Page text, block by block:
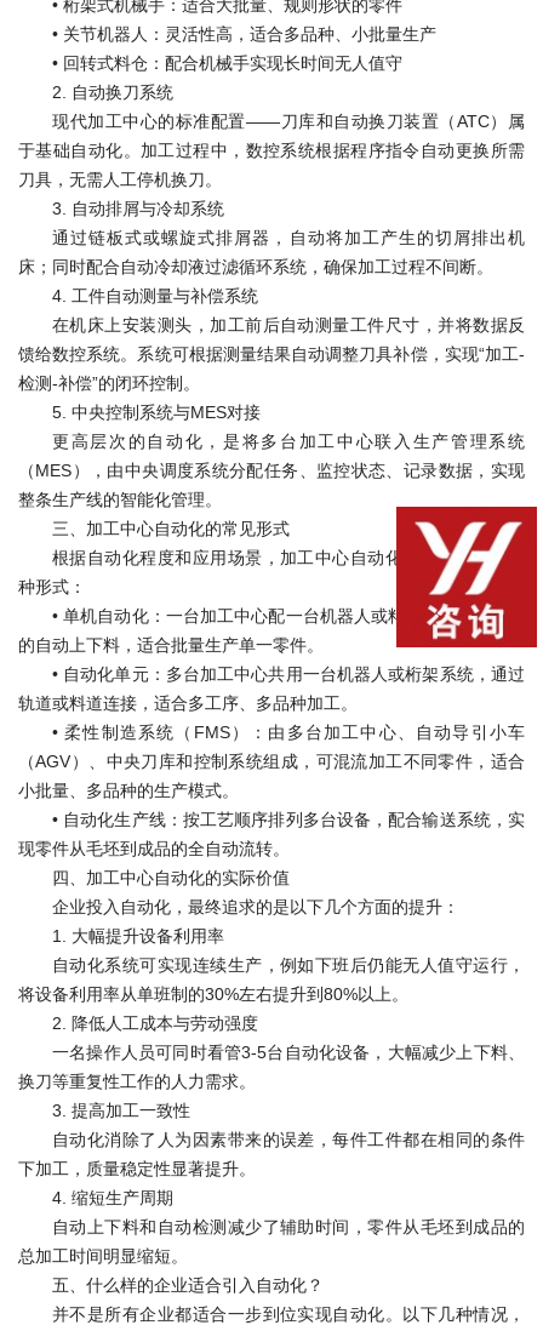
• 桁架式机械手：适合大批量、规则形状的零件
• 关节机器人：灵活性高，适合多品种、小批量生产
• 回转式料仓：配合机械手实现长时间无人值守
2. 自动换刀系统
现代加工中心的标准配置——刀库和自动换刀装置（ATC）属
于基础自动化。加工过程中，数控系统根据程序指令自动更换所需
刀具，无需人工停机换刀。
3. 自动排屑与冷却系统
通过链板式或螺旋式排屑器，自动将加工产生的切屑排出机
床；同时配合自动冷却液过滤循环系统，确保加工过程不间断。
4. 工件自动测量与补偿系统
在机床上安装测头，加工前后自动测量工件尺寸，并将数据反
馈给数控系统。系统可根据测量结果自动调整刀具补偿，实现“加工-
检测-补偿”的闭环控制。
5. 中央控制系统与MES对接
更高层次的自动化，是将多台加工中心联入生产管理系统
（MES），由中央调度系统分配任务、监控状态、记录数据，实现
整条生产线的智能化管理。
三、加工中心自动化的常见形式
根据自动化程度和应用场景，加工中心自动化主要分为以下几
种形式：
•单机自动化：一台加工中心配一台机器人或料仓，实现该设备
的自动上下料，适合批量生产单一零件。
• 自动化单元：多台加工中心共用一台机器人或桁架系统，通过
轨道或料道连接，适合多工序、多品种加工。
•柔性制造系统（FMS）：由多台加工中心、自动导引小车
（AGV）、中央刀库和控制系统组成，可混流加工不同零件，适合
小批量、多品种的生产模式。
• 自动化生产线：按工艺顺序排列多台设备，配合输送系统，实
现零件从毛坯到成品的全自动流转。
四、加工中心自动化的实际价值
企业投入自动化，最终追求的是以下几个方面的提升：
1. 大幅提升设备利用率
自动化系统可实现连续生产，例如下班后仍能无人值守运行，
将设备利用率从单班制的30%左右提升到80%以上。
2. 降低人工成本与劳动强度
一名操作人员可同时看管3-5台自动化设备，大幅减少上下料、
换刀等重复性工作的人力需求。
3. 提高加工一致性
自动化消除了人为因素带来的误差，每件工件都在相同的条件
下加工，质量稳定性显著提升。
4. 缩短生产周期
自动上下料和自动检测减少了辅助时间，零件从毛坯到成品的
总加工时间明显缩短。
五、什么样的企业适合引入自动化？
并不是所有企业都适合一步到位实现自动化。以下几种情况，